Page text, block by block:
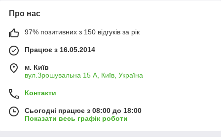
Про нас
97% позитивних з 150 відгуків за рік
Працює з 16.05.2014
м. Київ
вул.Зрошувальна 15 А, Київ, Україна
Контакти
Сьогодні працює з 08:00 до 18:00
Показати весь графік роботи